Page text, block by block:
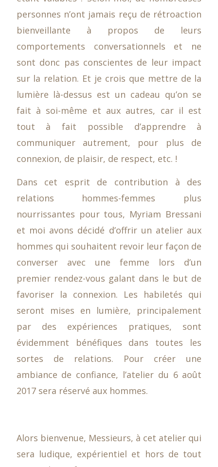
personnes n’ont jamais reçu de rétroaction
bienveillante à propos de leurs
comportements conversationnels et ne
sont donc pas conscientes de leur impact
sur la relation. Et je crois que mettre de la
lumière là-dessus est un cadeau qu’on se
fait à soi-même et aux autres, car il est
tout à fait possible d’apprendre à
communiquer autrement, pour plus de
connexion, de plaisir, de respect, etc. !
Dans cet esprit de contribution à des
relations hommes-femmes plus
nourrissantes pour tous, Myriam Bressani
et moi avons décidé d’offrir un atelier aux
hommes qui souhaitent revoir leur façon de
converser avec une femme lors d’un
premier rendez-vous galant dans le but de
favoriser la connexion. Les habiletés qui
seront mises en lumière, principalement
par des expériences pratiques, sont
évidemment bénéfiques dans toutes les
sortes de relations. Pour créer une
ambiance de confiance, l’atelier du 6 août
2017 sera réservé aux hommes.
Alors bienvenue, Messieurs, à cet atelier qui
sera ludique, expérientiel et hors de tout